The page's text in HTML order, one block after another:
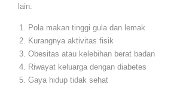
lain:
Pola makan tinggi gula dan lemak
Kurangnya aktivitas fisik
Obesitas atau kelebihan berat badan
Riwayat keluarga dengan diabetes
Gaya hidup tidak sehat